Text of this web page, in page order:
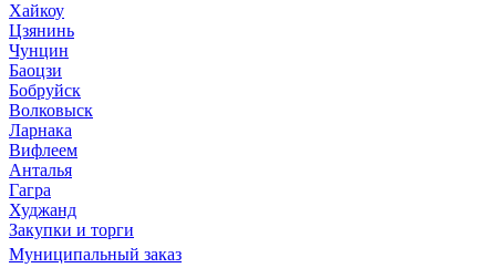
Хайкоу
Цзянинь
Чунцин
Баоцзи
Бобруйск
Волковыск
Ларнака
Вифлеем
Анталья
Гагра
Худжанд
Закупки и торги
Муниципальный заказ